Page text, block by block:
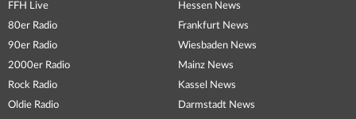
FFH Live
80er Radio
90er Radio
2000er Radio
Rock Radio
Oldie Radio
Hessen News
Frankfurt News
Wiesbaden News
Mainz News
Kassel News
Darmstadt News